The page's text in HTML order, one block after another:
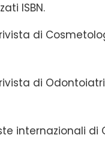
ISBN.
di
di
internazionali di